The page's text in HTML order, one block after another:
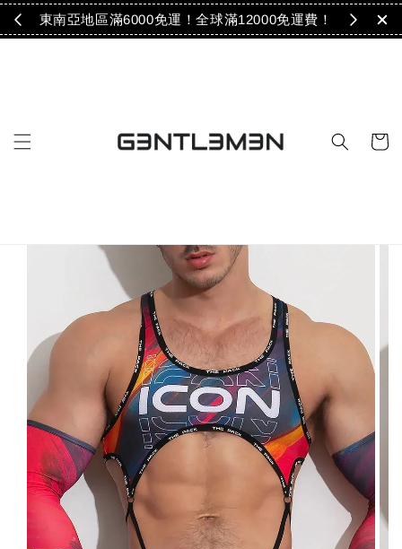
！ 東南亞地區滿6000免運！全球滿12000免運費！